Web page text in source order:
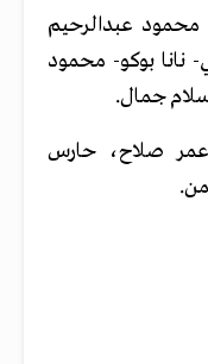
محمود عبدالرحيم
بوكو- محمود
جمال.
عمر صلاح، حارس